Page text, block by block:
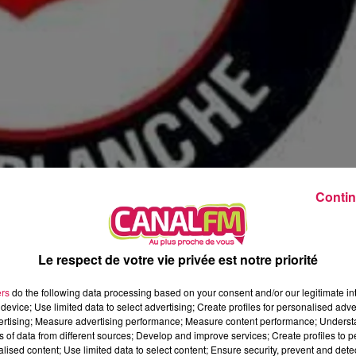
diverses manifestations de la région c'est peut-être votre
pour pouvoir couvrir les différentes manifestations
qui pourront être formés. Il faut être âgé de plus de 16 ans et
LUCAS GLVL MIX
Le respect de votre vie privée est notre priorité
do the following data processing based on your consent and/or our legitimate
Use limited data to select advertising; Create profiles for personalised
Measure advertising performance; Measure content performance;
of data from different sources; Develop and improve services; Create profiles to
content; Use limited data to select content; Ensure security, prevent and